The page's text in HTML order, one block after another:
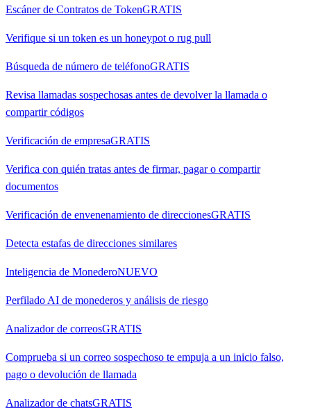
Escáner de Contratos de TokenGRATIS
Verifique si un token es un honeypot o rug pull
Búsqueda de número de teléfonoGRATIS
Revisa llamadas sospechosas antes de devolver la llamada o
compartir códigos
Verificación de empresaGRATIS
Verifica con quién tratas antes de firmar, pagar o compartir
documentos
Verificación de envenenamiento de direccionesGRATIS
Detecta estafas de direcciones similares
Inteligencia de MonederoNUEVO
Perfilado AI de monederos y análisis de riesgo
Analizador de correosGRATIS
Comprueba si un correo sospechoso te empuja a un inicio falso,
pago o devolución de llamada
Analizador de chatsGRATIS